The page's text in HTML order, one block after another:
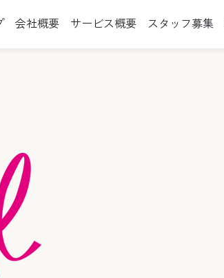
会社概要 サービス概要 スタッフ募集